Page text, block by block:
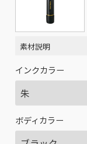
素材説明
インクカラー
ボディカラー